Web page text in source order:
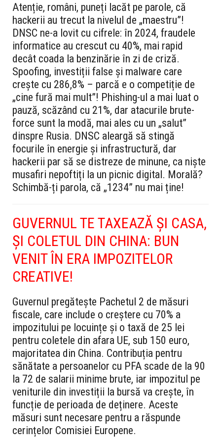
Atenție, români, puneți lacăt pe parole, că
hackerii au trecut la nivelul de „maestru”!
DNSC ne-a lovit cu cifrele: în 2024, fraudele
informatice au crescut cu 40%, mai rapid
decât coada la benzinărie în zi de criză.
Spoofing, investiții false și malware care
crește cu 286,8% – parcă e o competiție de
„cine fură mai mult”! Phishing-ul a mai luat o
pauză, scăzând cu 21%, dar atacurile brute-
force sunt la modă, mai ales cu un „salut”
dinspre Rusia. DNSC aleargă să stingă
focurile în energie și infrastructură, dar
hackerii par să se distreze de minune, ca niște
musafiri nepoftiți la un picnic digital. Morală?
Schimbă-ți parola, că „1234” nu mai ține!
GUVERNUL TE TAXEAZĂ ȘI CASA,
ȘI COLETUL DIN CHINA: BUN
VENIT ÎN ERA IMPOZITELOR
CREATIVE!
Guvernul pregătește Pachetul 2 de măsuri
fiscale, care include o creștere cu 70% a
impozitului pe locuințe și o taxă de 25 lei
pentru coletele din afara UE, sub 150 euro,
majoritatea din China. Contribuția pentru
sănătate a persoanelor cu PFA scade de la 90
la 72 de salarii minime brute, iar impozitul pe
veniturile din investiții la bursă va crește, în
funcție de perioada de deținere. Aceste
măsuri sunt necesare pentru a răspunde
cerințelor Comisiei Europene.